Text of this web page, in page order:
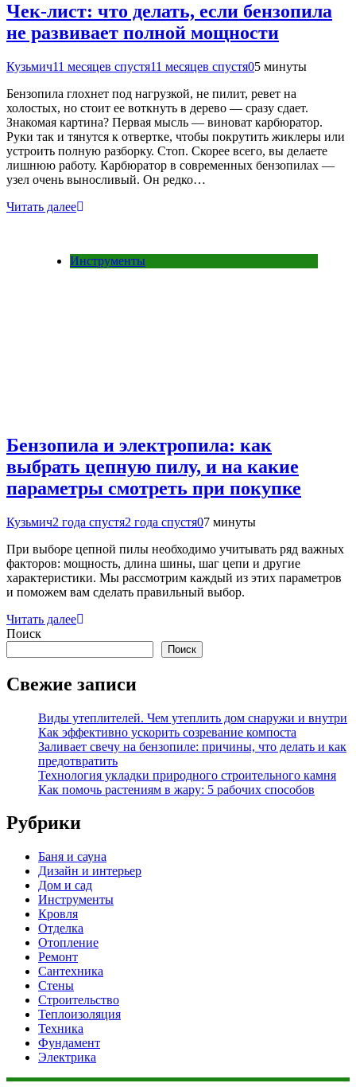
Чек-лист: что делать, если бензопила
не развивает полной мощности
Кузьмич11 месяцев спустя11 месяцев спустя05 минуты
Бензопила глохнет под нагрузкой, не пилит, ревет на
холостых, но стоит ее воткнуть в дерево — сразу сдает.
Знакомая картина? Первая мысль — виноват карбюратор.
Руки так и тянутся к отвертке, чтобы покрутить жиклеры или
устроить полную разборку. Стоп. Скорее всего, вы делаете
лишнюю работу. Карбюратор в современных бензопилах —
узел очень выносливый. Он редко…
Читать далее
Инструменты
Бензопила и электропила: как
выбрать цепную пилу, и на какие
параметры смотреть при покупке
Кузьмич2 года спустя2 года спустя07 минуты
При выборе цепной пилы необходимо учитывать ряд важных
факторов: мощность, длина шины, шаг цепи и другие
характеристики. Мы рассмотрим каждый из этих параметров
и поможем вам сделать правильный выбор.
Читать далее
Поиск
Поиск
Свежие записи
Виды утеплителей. Чем утеплить дом снаружи и внутри
Как эффективно ускорить созревание компоста
Заливает свечу на бензопиле: причины, что делать и как
предотвратить
Технология укладки природного строительного камня
Как помочь растениям в жару: 5 рабочих способов
Рубрики
Баня и сауна
Дизайн и интерьер
Дом и сад
Инструменты
Кровля
Отделка
Отопление
Ремонт
Сантехника
Стены
Строительство
Теплоизоляция
Техника
Фундамент
Электрика